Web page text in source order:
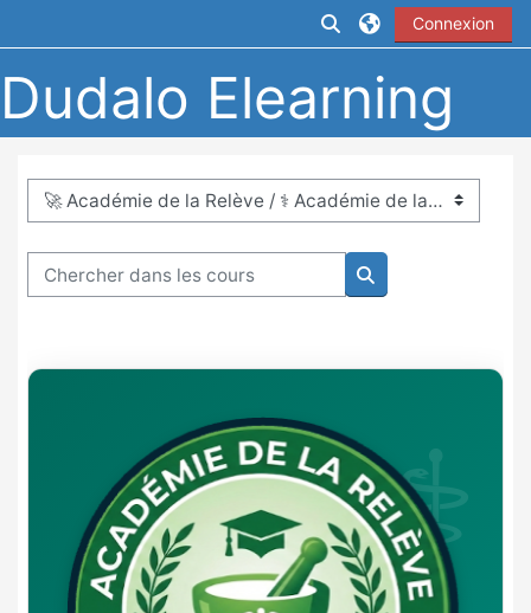
Activer/désactiver
Connexion
Dudalo Elearning
Catégories de cours
Chercher dans les cours
Chercher dans les
⚕️